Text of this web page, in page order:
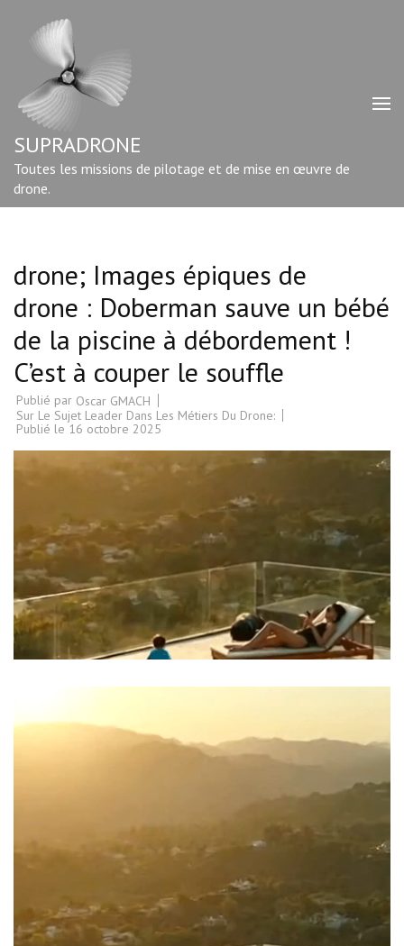
contenu
Entrée)
SUPRADRONE
Toutes les missions de pilotage et de mise en œuvre de
drone.
drone; Images épiques de
drone : Doberman sauve un bébé
de la piscine à débordement !
C’est à couper le souffle
Publié par Oscar GMACH
Sur Le Sujet Leader Dans Les Métiers Du Drone:
Publié le 16 octobre 2025